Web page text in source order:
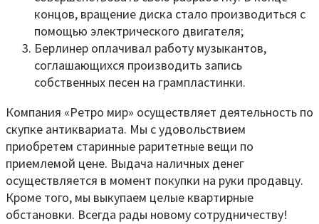
концов, вращение диска стало производиться с
помощью электрического двигателя;
Берлинер оплачивал работу музыкантов,
соглашающихся производить запись
собственных песен на грампластинки.
Компания «Ретро мир» осуществляет деятельность по
скупке антиквариата. Мы с удовольствием
приобретем старинные раритетные вещи по
приемлемой цене. Выдача наличных денег
осуществляется в момент покупки на руки продавцу.
Кроме того, мы выкупаем целые квартирные
обстановки. Всегда рады новому сотрудничеству!